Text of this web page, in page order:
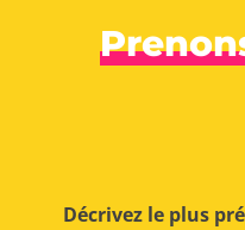
Décrivez le plus